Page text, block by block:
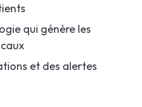
qui génère les
et des alertes